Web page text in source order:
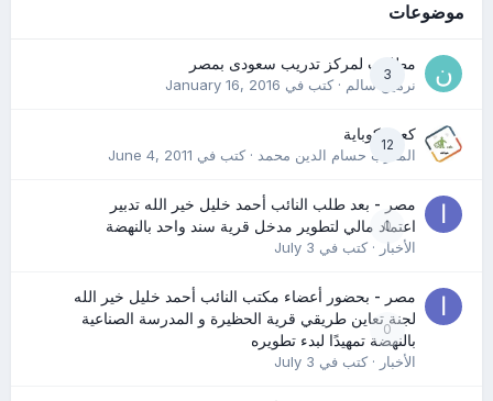
موضوعات
3
مطلوب لمركز تدريب سعودى بمصر
نرمين سالم· كتب في January 16, 2016
12
كعب كوباية
المدرب حسام الدين محمد· كتب في June 4, 2011
0
مصر - بعد طلب النائب أحمد خليل خير الله تدبير
اعتماد مالي لتطوير مدخل قرية سند واحد بالنهضة
الأخبار· كتب في July 3
0
مصر - بحضور أعضاء مكتب النائب أحمد خليل خير الله
لجنة تعاين طريقي قرية الحظيرة و المدرسة الصناعية
بالنهضة تمهيدًا لبدء تطويره
الأخبار· كتب في July 3